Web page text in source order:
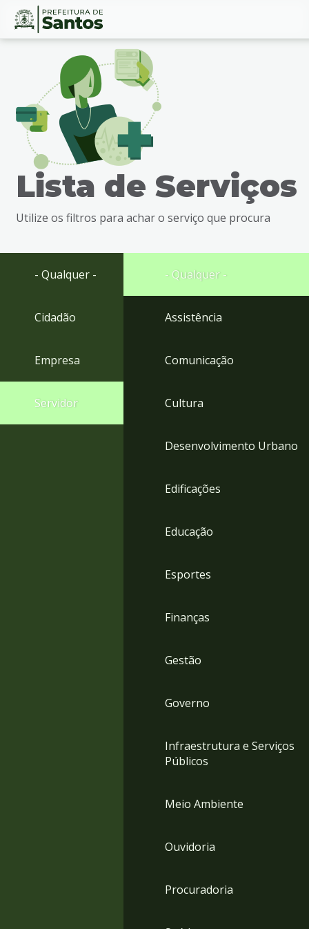
Ir
busca
Ir
Conteúdo
Lista de Serviços
Utilize os filtros para achar o serviço que procura
- Qualquer -
Cidadão
Empresa
Servidor
- Qualquer -
Assistência
Comunicação
Cultura
Desenvolvimento Urbano
Edificações
Educação
Esportes
Finanças
Gestão
Governo
Infraestrutura e Serviços
Públicos
Meio Ambiente
Ouvidoria
Procuradoria